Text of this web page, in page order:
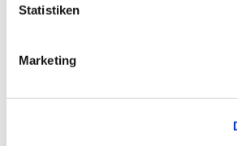
Statistiken
Marketing
Dies könnte Sie